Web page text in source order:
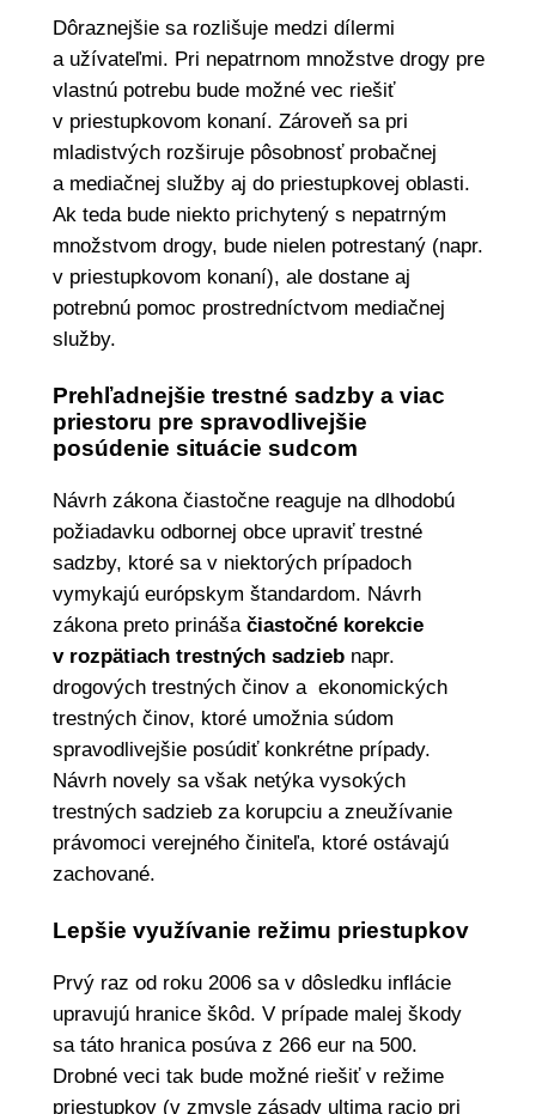
Dôraznejšie sa rozlišuje medzi dílermi
a užívateľmi. Pri nepatrnom množstve drogy pre
vlastnú potrebu bude možné vec riešiť
v priestupkovom konaní. Zároveň sa pri
mladistvých rozširuje pôsobnosť probačnej
a mediačnej služby aj do priestupkovej oblasti.
Ak teda bude niekto prichytený s nepatrným
množstvom drogy, bude nielen potrestaný (napr.
v priestupkovom konaní), ale dostane aj
potrebnú pomoc prostredníctvom mediačnej
služby.
Prehľadnejšie trestné sadzby a viac
priestoru pre spravodlivejšie
posúdenie situácie sudcom
Návrh zákona čiastočne reaguje na dlhodobú
požiadavku odbornej obce upraviť trestné
sadzby, ktoré sa v niektorých prípadoch
vymykajú európskym štandardom. Návrh
zákona preto prináša čiastočné korekcie
v rozpätiach trestných sadziebnapr.
drogových trestných činov a ekonomických
trestných činov, ktoré umožnia súdom
spravodlivejšie posúdiť konkrétne prípady.
Návrh novely sa však netýka vysokých
trestných sadzieb za korupciu a zneužívanie
právomoci verejného činiteľa, ktoré ostávajú
zachované.
Lepšie využívanie režimu priestupkov
Prvý raz od roku 2006 sa v dôsledku inflácie
upravujú hranice škôd. V prípade malej škody
sa táto hranica posúva z 266 eur na 500.
Drobné veci tak bude možné riešiť v režime
priestupkov (v zmysle zásady ultima racio pri